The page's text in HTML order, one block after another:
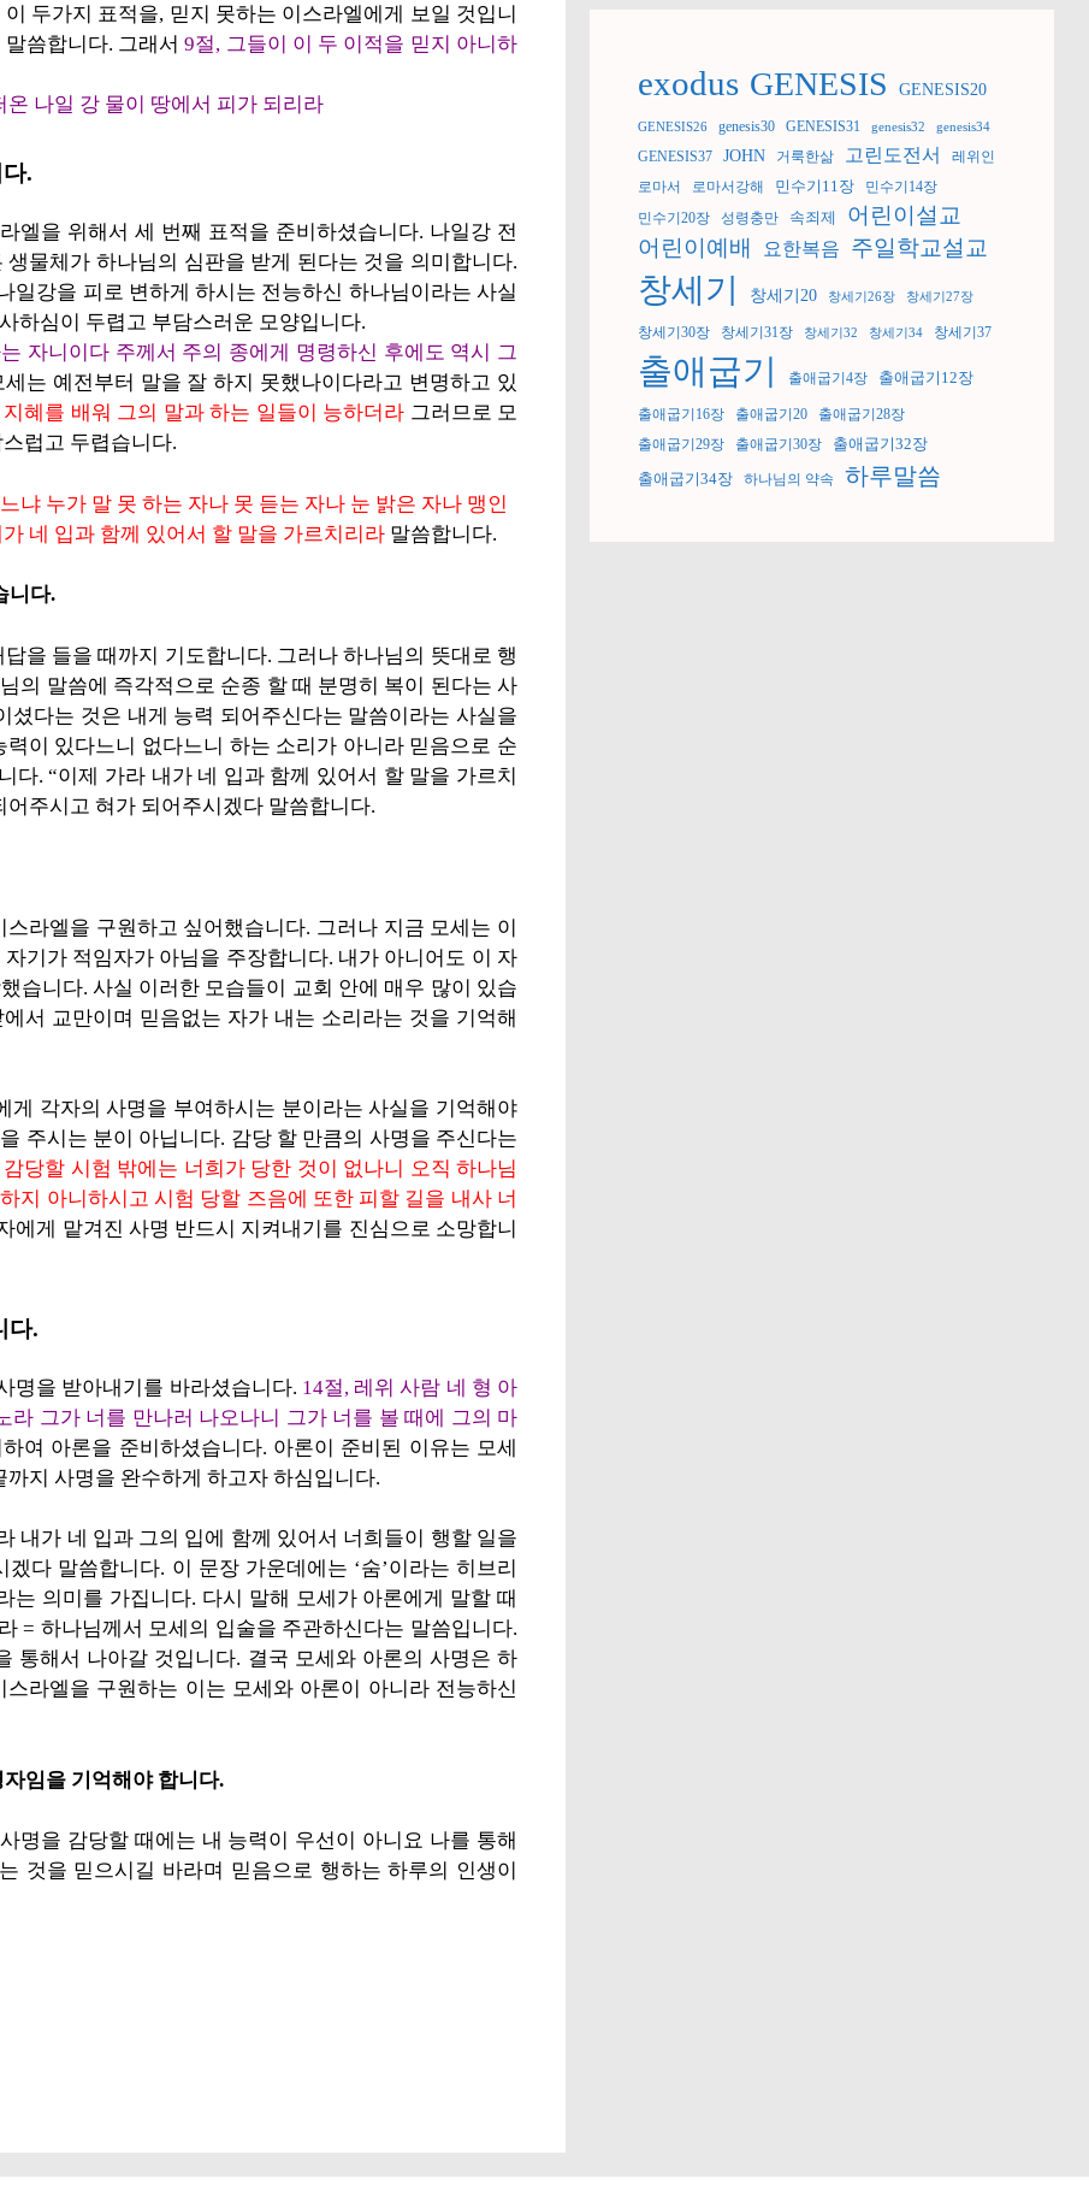
두가지 표적을, 믿지 못하는 이스라엘에게 보일 것입니
말씀합니다. 그래서9절, 그들이 이 두 이적을 믿지 아니하
나일 강 물이 땅에서 피가 되리라
.
엘을 위해서 세 번째 표적을 준비하셨습니다. 나일강 전
물체가 하나님의 심판을 받게 된다는 것을 의미합니다.
일강을 피로 변하게 하시는 전능하신 하나님이라는 사실
하심이 두렵고 부담스러운 모양입니다.
자니이다 주께서 주의 종에게 명령하신 후에도 역시 그
세는 예전부터 말을 잘 하지 못했나이다라고 변명하고 있
혜를 배워 그의 말과 하는 일들이 능하더라 그러므로 모
럽고 두렵습니다.
냐 누가 말 못 하는 자나 못 듣는 자나 눈 밝은 자나 맹인
네 입과 함께 있어서 할 말을 가르치리라 말씀합니다.
니다.
을 들을 때까지 기도합니다. 그러나 하나님의 뜻대로 행
의 말씀에 즉각적으로 순종 할 때 분명히 복이 된다는 사
다는 것은 내게 능력 되어주신다는 말씀이라는 사실을
이 있다느니 없다느니 하는 소리가 아니라 믿음으로 순
다. “이제 가라 내가 네 입과 함께 있어서 할 말을 가르치
주시고 혀가 되어주시겠다 말씀합니다.
스라엘을 구원하고 싶어했습니다. 그러나 지금 모세는 이
기가 적임자가 아님을 주장합니다. 내가 아니어도 이 자
습니다. 사실 이러한 모습들이 교회 안에 매우 많이 있습
서 교만이며 믿음없는 자가 내는 소리라는 것을 기억해
각자의 사명을 부여하시는 분이라는 사실을 기억해야
주시는 분이 아닙니다. 감당 할 만큼의 사명을 주신다는
당할 시험 밖에는 너희가 당한 것이 없나니 오직 하나님
지 아니하시고 시험 당할 즈음에 또한 피할 길을 내사 너
에게 맡겨진 사명 반드시 지켜내기를 진심으로 소망합니
다.
명을 받아내기를 바라셨습니다. 14절, 레위 사람 네 형 아
그가 너를 만나러 나오나니 그가 너를 볼 때에 그의 마
여 아론을 준비하셨습니다. 아론이 준비된 이유는 모세
지 사명을 완수하게 하고자 하심입니다.
내가 네 입과 그의 입에 함께 있어서 너희들이 행할 일을
다 말씀합니다. 이 문장 가운데에는 ‘숨’이라는 히브리
는 의미를 가집니다. 다시 말해 모세가 아론에게 말할 때
= 하나님께서 모세의 입술을 주관하신다는 말씀입니다.
통해서 나아갈 것입니다. 결국 모세와 아론의 사명은 하
라엘을 구원하는 이는 모세와 아론이 아니라 전능하신
임을 기억해야 합니다.
명을 감당할 때에는 내 능력이 우선이 아니요 나를 통해
것을 믿으시길 바라며 믿음으로 행하는 하루의 인생이
exodus GENESIS GENESIS20
GENESIS26 genesis30 GENESIS31 genesis32 genesis34
GENESIS37 JOHN 거룩한삶 고린도전서
레위인
로마서
로마서강해 민수기11장
민수기14장
민수기20장
성령충만 속죄제
어린이설교
어린이예배
요한복음 주일학교설교
창세기 창세기20 창세기26장 창세기27장
창세기30장 창세기31장 창세기32 창세기34 창세기37
출애굽기 출애굽기4장 출애굽기12장
출애굽기16장 출애굽기20
출애굽기28장
출애굽기29장
출애굽기30장 출애굽기32장
출애굽기34장 하나님의 약속 하루말씀